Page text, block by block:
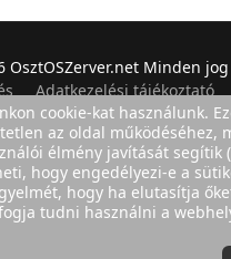
OsztOSZerver.net Minden
Adatkezelési tájékoztató
cookie-kat használunk.
az oldal működéséhez,
élmény javítását segítik
hogy engedélyezi-e a
hogy ha elutasítja
tudni használni a